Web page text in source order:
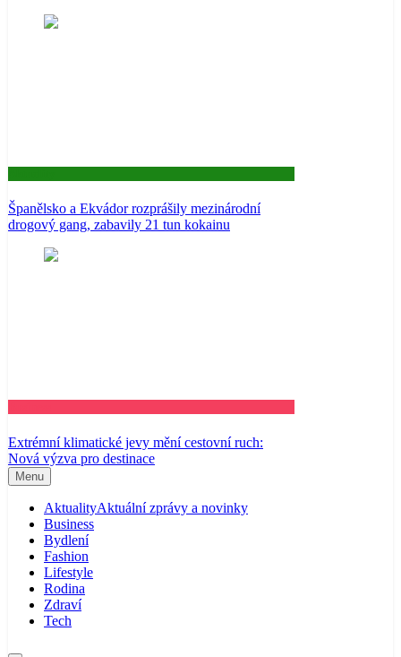
Španělsko a Ekvádor rozprášily mezinárodní
drogový gang, zabavily 21 tun kokainu
Extrémní klimatické jevy mění cestovní ruch:
Nová výzva pro destinace
Menu
AktualityAktuální zprávy a novinky
Business
Bydlení
Fashion
Lifestyle
Rodina
Zdraví
Tech